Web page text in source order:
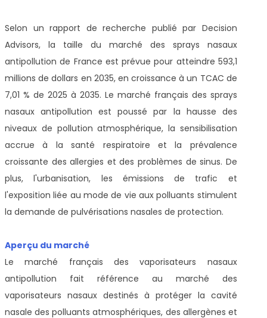
Selon un rapport de recherche publié par Decision
Advisors, la taille du marché des sprays nasaux
antipollution de France est prévue pour atteindre 593,1
millions de dollars en 2035, en croissance à un TCAC de
7,01 % de 2025 à 2035. Le marché français des sprays
nasaux antipollution est poussé par la hausse des
niveaux de pollution atmosphérique, la sensibilisation
accrue à la santé respiratoire et la prévalence
croissante des allergies et des problèmes de sinus. De
plus, l'urbanisation, les émissions de trafic et
l'exposition liée au mode de vie aux polluants stimulent
la demande de pulvérisations nasales de protection.
Aperçu du marché
Le marché français des vaporisateurs nasaux
antipollution fait référence au marché des
vaporisateurs nasaux destinés à protéger la cavité
nasale des polluants atmosphériques, des allergènes et